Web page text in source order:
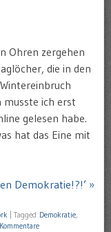
Ohren zergehen
die in den
musste ich erst
gelesen habe.
hat das Eine mit
Demokratie!?!’ »
Tagged Demokratie,
Kommentare